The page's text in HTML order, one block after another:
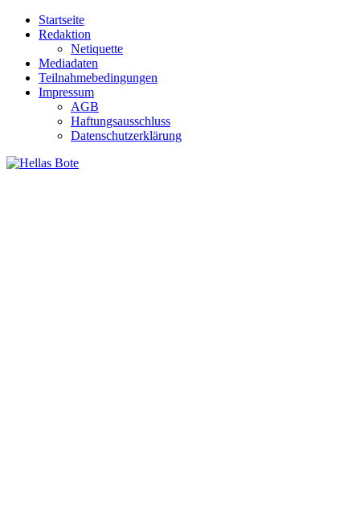
Zum
Inhalt
Startseite
Redaktion
Netiquette
Mediadaten
Teilnahmebedingungen
Impressum
AGB
Haftungsausschluss
Datenschutzerklärung